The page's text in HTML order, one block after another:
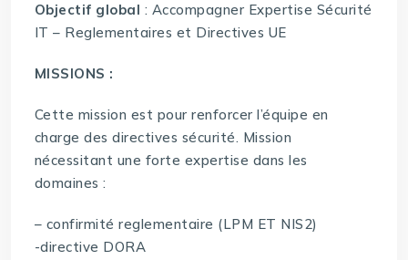
Objectif global : Accompagner Expertise Sécurité
IT – Reglementaires et Directives UE
MISSIONS :
Cette mission est pour renforcer l’équipe en
charge des directives sécurité. Mission
nécessitant une forte expertise dans les
domaines :
– confirmité reglementaire (LPM ET NIS2)
-directive DORA